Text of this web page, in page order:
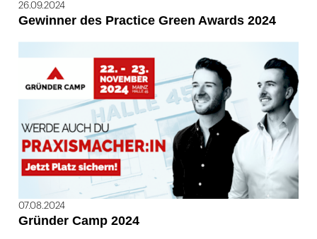
26.09.2024
Gewinner des Practice Green Awards 2024
07.08.2024
Gründer Camp 2024